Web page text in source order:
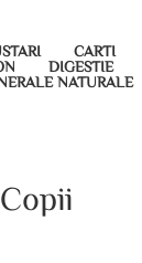
CARTI
DIGESTIE
NATURALE